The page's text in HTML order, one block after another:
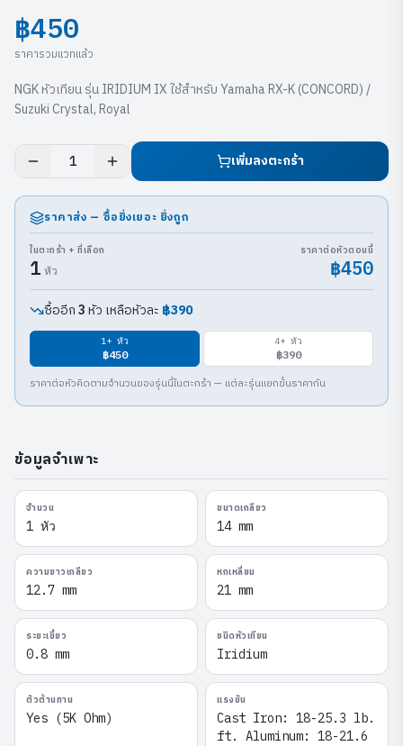
฿450
ราคารวมแวทแล้ว
NGK หัวเทียน รุ่น IRIDIUM IX ใช้สำหรับ Yamaha RX-K (CONCORD) /
Suzuki Crystal, Royal
1 เพิ่มลงตะกร้า
ราคาส่ง — ซื้อยิ่งเยอะ ยิ่งถูก
ในตะกร้า + ที่เลือก
1 หัว
ราคาต่อหัวตอนนี้
฿450
ซื้ออีก 3 หัว เหลือหัวละ ฿390
1+ หัว
฿450
4+ หัว
฿390
ราคาต่อหัวคิดตามจำนวนของรุ่นนี้ในตะกร้า — แต่ละรุ่นแยกขั้นราคากัน
ข้อมูลจำเพาะ
จำนวน
1 หัว
ขนาดเกลียว
14 mm
ความยาวเกลียว
12.7 mm
หกเหลี่ยม
21 mm
ระยะเขี้ยว
0.8 mm
ชนิดหัวเทียน
Iridium
ตัวต้านทาน
Yes (5K Ohm)
แรงขัน
Cast Iron: 18-25.3 lb.
ft. Aluminum: 18-21.6